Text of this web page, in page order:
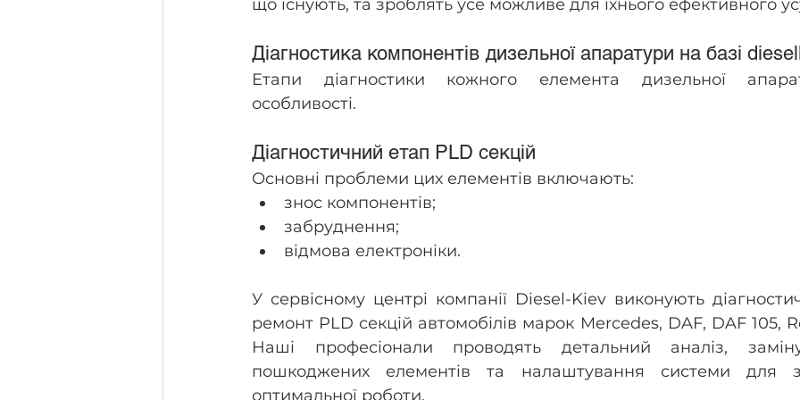
що існують, та зроблять усе можливе для їхнього ефективного
Діагностика компонентів дизельної апаратури на базі
Етапи діагностики кожного елемента дизельної
особливості.
Діагностичний етап PLD секцій
Основні проблеми цих елементів включають:
знос компонентів;
забруднення;
відмова електроніки.
У сервісному центрі компанії Diesel-Kiev виконують
ремонт PLD секцій автомобілів марок Mercedes, DAF, DAF 105,
Наші професіонали проводять детальний аналіз,
пошкоджених елементів та налаштування системи для
оптимальної роботи.